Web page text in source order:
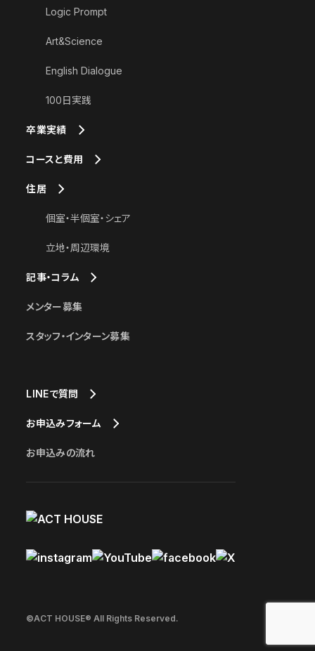
Logic Prompt
Art&Science
English Dialogue
100日実践
卒業実績
コースと費用
住居
個室・半個室・シェア
立地・周辺環境
記事・コラム
メンター募集
スタッフ・インターン募集
LINEで質問
お申込みフォーム
お申込みの流れ
©ACT HOUSE® All Rights Reserved.